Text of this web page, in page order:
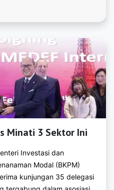
Minati 3 Sektor Ini
Investasi dan
Modal (BKPM)
kunjungan 35 delegasi